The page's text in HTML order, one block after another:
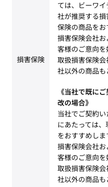
損害保険
ては、ビーワ
社が推奨する
保険の商品をお
損害保険会社
客様のご意向を
取扱損害保険
社以外の商品も
《当社で既に
改の場合》
当社でご契約
にあたっては
をおすすめしま
損害保険会社
客様のご意向を
取扱損害保険
社以外の商品も